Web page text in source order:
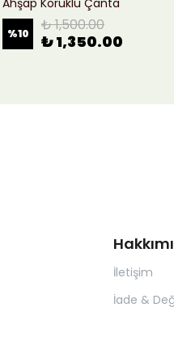
%10 ₺ 1,500.00
₺ 1,350.00
İletişim
İade &